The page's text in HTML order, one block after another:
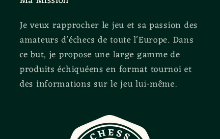
Je veux rapprocher le jeu et sa passion des
amateurs d'échecs de toute l'Europe. Dans
ce but, je propose une large gamme de
produits échiquéens en format tournoi et
des informations sur le jeu lui-même.